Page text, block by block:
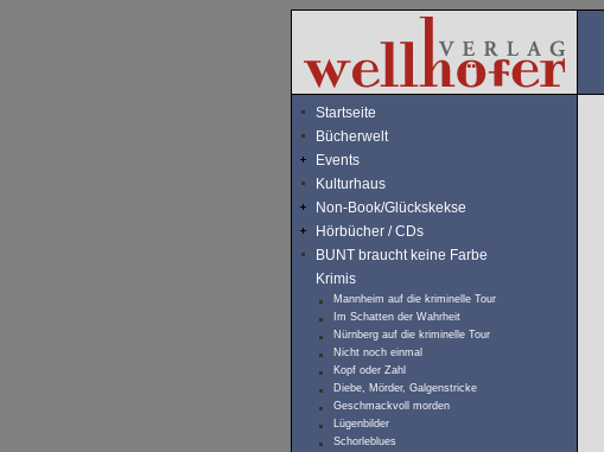
Startseite
Bücherwelt
Events
Kulturhaus
Non-Book/Glückskekse
Hörbücher / CDs
BUNT braucht keine Farbe
Krimis
Mannheim auf die kriminelle Tour
Im Schatten der Wahrheit
Nürnberg auf die kriminelle Tour
Nicht noch einmal
Kopf oder Zahl
Diebe, Mörder, Galgenstricke
Geschmackvoll morden
Lügenbilder
Schorleblues